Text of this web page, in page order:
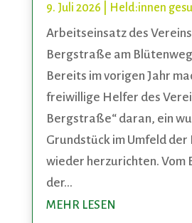
9. Juli 2026 Held:innen
Arbeitseinsatz des
Bergstraße am
Bereits im vorigen Jahr
freiwillige Helfer des
Bergstraße“ daran, ein
Grundstück im Umfeld der
wieder herzurichten. Vom
der...
MEHR LESEN